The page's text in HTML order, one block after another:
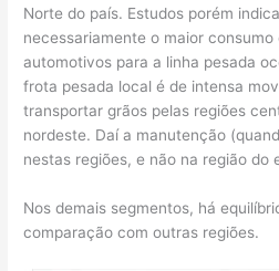
Norte do país. Estudos porém
necessariamente o maior
automotivos para a linha pesada
frota pesada local é de intensa
transportar grãos pelas regiões
nordeste. Daí a manutenção
nestas regiões, e não na região do
Nos demais segmentos, há
comparação com outras regiões.